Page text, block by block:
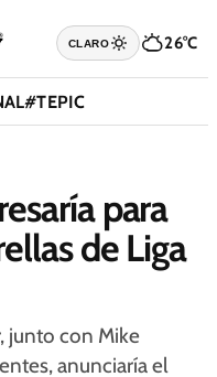
CLARO 26°C
#TEPIC
para
de Liga
junto con Mike
anunciaría el